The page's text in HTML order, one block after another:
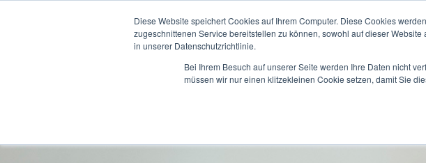
Diese Website speichert Cookies auf Ihrem Computer. Diese Cookies
zugeschnittenen Service bereitstellen zu können, sowohl auf dieser
in unserer Datenschutzrichtlinie.
Bei Ihrem Besuch auf unserer Seite werden Ihre Daten nicht
müssen wir nur einen klitzekleinen Cookie setzen, damit Sie